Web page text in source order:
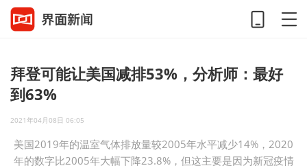
拜登可能让美国减排53%，分析师：最好
到63%
2021年04月08日 06:05
美国2019年的温室气体排放量较2005年水平减少14%，2020
年的数字比2005年大幅下降23.8%，但这主要是因为新冠疫情